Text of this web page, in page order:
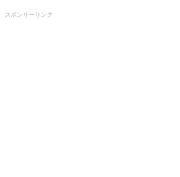
スポンサーリンク